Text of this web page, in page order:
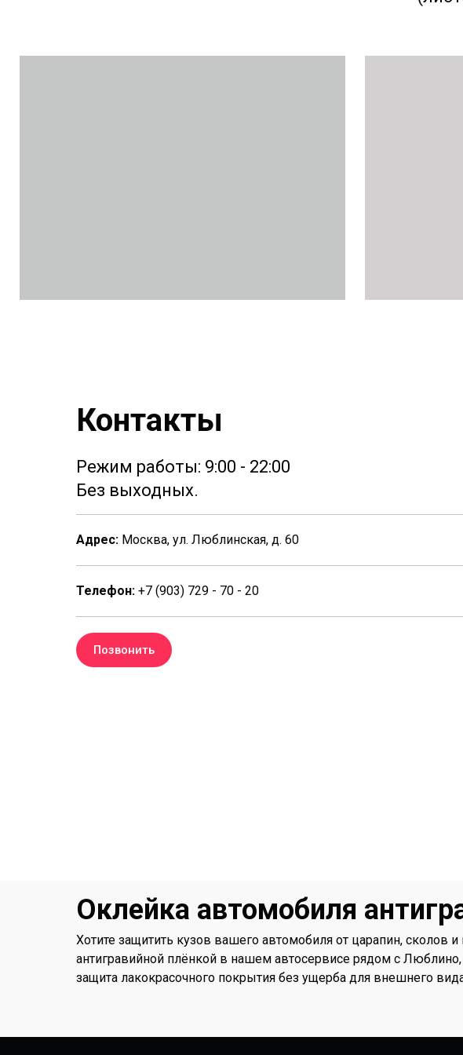
Контакты
Режим работы: 9:00 - 22:00
Без выходных.
Адрес: Москва, ул. Люблинская, д. 60
Телефон: +7 (903) 729 - 70 - 20
Позвонить
Оклейка автомобиля
Хотите защитить кузов вашего автомобиля от царапин,
антигравийной плёнкой в нашем автосервисе рядом с
защита лакокрасочного покрытия без ущерба для внешнего